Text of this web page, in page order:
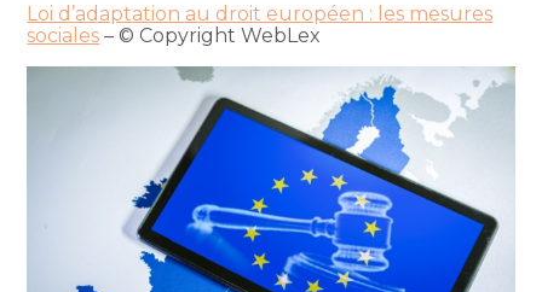
Loi d’adaptation au droit européen : les mesures
sociales – © Copyright WebLex